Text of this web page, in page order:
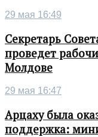
29 мая 16:49
Секретарь
проведет
Молдове
29 мая 16:47
Арцаху была
поддержка: